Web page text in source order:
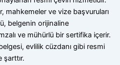
mahkemeler ve vize başvuruları
belgenin orijinaline
ve mühürlü bir sertifika içerir.
evlilik cüzdanı gibi resmi